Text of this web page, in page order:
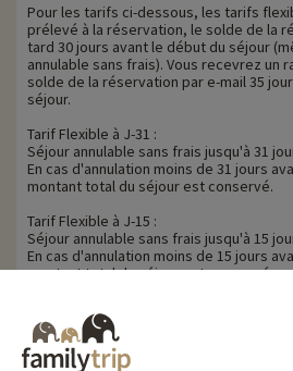
Pour les tarifs ci-dessous, les tarifs
prélevé à la réservation, le solde de la
tard 30 jours avant le début du séjour
annulable sans frais). Vous recevrez un
solde de la réservation par e-mail 35
séjour.
Tarif Flexible à J-31 :
Séjour annulable sans frais jusqu'à 31
En cas d'annulation moins de 31 jours
montant total du séjour est conservé.
Tarif Flexible à J-15 :
Séjour annulable sans frais jusqu'à 15
En cas d'annulation moins de 15 jours
montant total du séjour est conservé.
Séjour annulable sans frais jusqu'à 8
En cas d'annulation moins de 8 jours
montant total du séjour est conservé.